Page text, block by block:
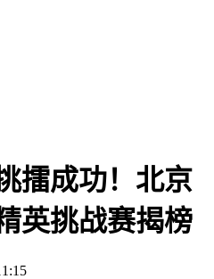
擂成功！北京
英挑战赛揭榜